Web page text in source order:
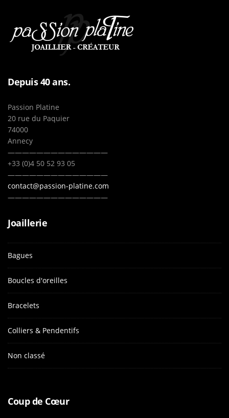
Depuis 40 ans.
Passion Platine
20 rue du Paquier
74000
Annecy
——————————————
+33 (0)4 50 52 93 05
——————————————
contact@passion-platine.com
——————————————
Joaillerie
Bagues
Boucles d'oreilles
Bracelets
Colliers & Pendentifs
Non classé
Coup de Cœur